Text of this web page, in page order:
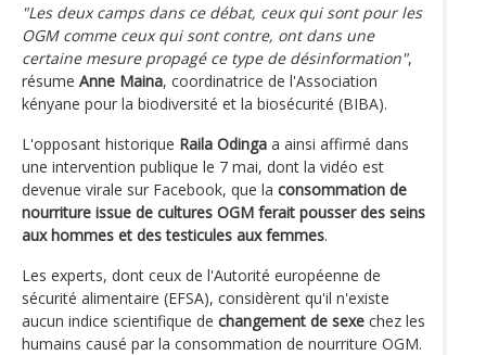
"Les deux camps dans ce débat, ceux qui sont pour les
OGM comme ceux qui sont contre, ont dans une
certaine mesure propagé ce type de désinformation",
résume Anne Maina, coordinatrice de l'Association
kényane pour la biodiversité et la biosécurité (BIBA).
L'opposant historique Raila Odinga a ainsi affirmé dans
une intervention publique le 7 mai, dont la vidéo est
devenue virale sur Facebook, que la consommation de
nourriture issue de cultures OGM ferait pousser des seins
aux hommes et des testicules aux femmes.
Les experts, dont ceux de l'Autorité européenne de
sécurité alimentaire (EFSA), considèrent qu'il n'existe
aucun indice scientifique de changement de sexe chez les
humains causé par la consommation de nourriture OGM.